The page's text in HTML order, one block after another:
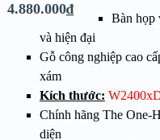
4.880.000₫
Bàn họp
và hiện đại
Gỗ công nghiệp cao
xám
Kích thước:
Chính hãng The One-
diện